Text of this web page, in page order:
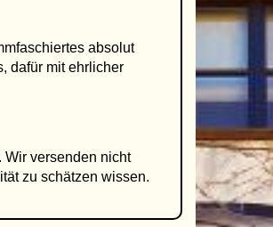
absolut
dafür mit ehrlicher
Wir versenden nicht
zu schätzen wissen.